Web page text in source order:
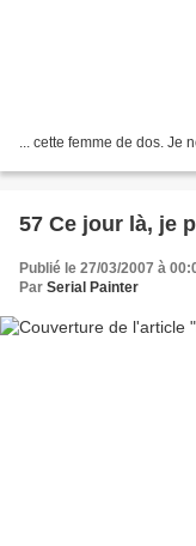
... cette femme de dos. Je
57 Ce jour là, je
Publié le 27/03/2007 à
Par Serial Painter